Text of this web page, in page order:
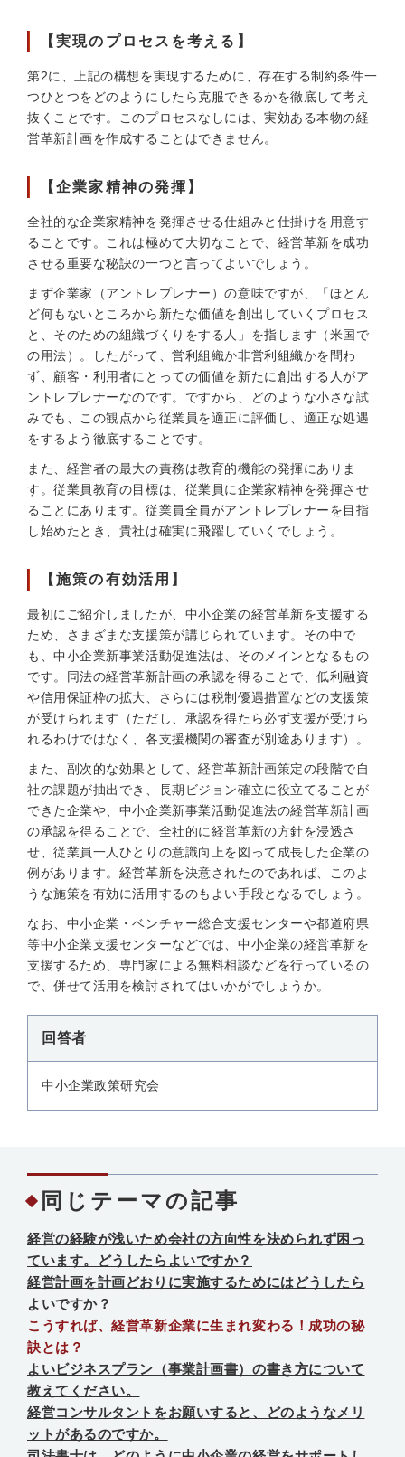
【実現のプロセスを考える】
第2に、上記の構想を実現するために、存在する制約条件一
つひとつをどのようにしたら克服できるかを徹底して考え
抜くことです。このプロセスなしには、実効ある本物の経
営革新計画を作成することはできません。
【企業家精神の発揮】
全社的な企業家精神を発揮させる仕組みと仕掛けを用意す
ることです。これは極めて大切なことで、経営革新を成功
させる重要な秘訣の一つと言ってよいでしょう。
まず企業家（アントレプレナー）の意味ですが、「ほとん
ど何もないところから新たな価値を創出していくプロセス
と、そのための組織づくりをする人」を指します（米国で
の用法）。したがって、営利組織か非営利組織かを問わ
ず、顧客・利用者にとっての価値を新たに創出する人がア
ントレプレナーなのです。ですから、どのような小さな試
みでも、この観点から従業員を適正に評価し、適正な処遇
をするよう徹底することです。
また、経営者の最大の責務は教育的機能の発揮にありま
す。従業員教育の目標は、従業員に企業家精神を発揮させ
ることにあります。従業員全員がアントレプレナーを目指
し始めたとき、貴社は確実に飛躍していくでしょう。
【施策の有効活用】
最初にご紹介しましたが、中小企業の経営革新を支援する
ため、さまざまな支援策が講じられています。その中で
も、中小企業新事業活動促進法は、そのメインとなるもの
です。同法の経営革新計画の承認を得ることで、低利融資
や信用保証枠の拡大、さらには税制優遇措置などの支援策
が受けられます（ただし、承認を得たら必ず支援が受けら
れるわけではなく、各支援機関の審査が別途あります）。
また、副次的な効果として、経営革新計画策定の段階で自
社の課題が抽出でき、長期ビジョン確立に役立てることが
できた企業や、中小企業新事業活動促進法の経営革新計画
の承認を得ることで、全社的に経営革新の方針を浸透さ
せ、従業員一人ひとりの意識向上を図って成長した企業の
例があります。経営革新を決意されたのであれば、このよ
うな施策を有効に活用するのもよい手段となるでしょう。
なお、中小企業・ベンチャー総合支援センターや都道府県
等中小企業支援センターなどでは、中小企業の経営革新を
支援するため、専門家による無料相談などを行っているの
で、併せて活用を検討されてはいかがでしょうか。
回答者
中小企業政策研究会
同じテーマの記事
経営の経験が浅いため会社の方向性を決められず困っ
ています。どうしたらよいですか？
経営計画を計画どおりに実施するためにはどうしたら
よいですか？
こうすれば、経営革新企業に生まれ変わる！成功の秘
訣とは？
よいビジネスプラン（事業計画書）の書き方について
教えてください。
経営コンサルタントをお願いすると、どのようなメリ
ットがあるのですか。